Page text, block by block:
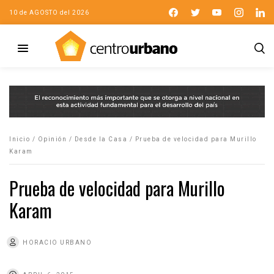
10 de AGOSTO del 2026
Inicio / Opinión / Desde la Casa /
Prueba de velocidad para Murillo
Karam
Prueba de velocidad para Murillo
Karam
HORACIO URBANO